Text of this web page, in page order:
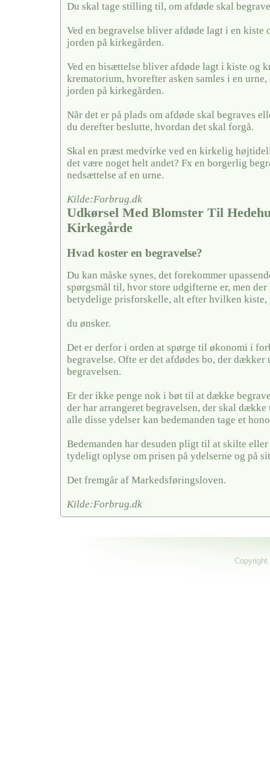
Du skal tage stilling til, om afdøde skal
Ved en begravelse bliver afdøde lagt i en kiste
jorden på kirkegården.
Ved en bisættelse bliver afdøde lagt i kiste og
krematorium, hvorefter asken samles i en
jorden på kirkegården.
Når det er på plads om afdøde skal begraves
du derefter beslutte, hvordan det skal forgå.
Skal en præst medvirke ved en kirkelig
det være noget helt andet? Fx en borgerlig
nedsættelse af en urne.
Kilde:Forbrug.dk
Udkørsel Med Blomster Til
Kirkegårde
Hvad koster en begravelse?
Du kan måske synes, det forekommer
spørgsmål til, hvor store udgifterne er, men
betydelige prisforskelle, alt efter hvilken kiste,
du ønsker.
Det er derfor i orden at spørge til økonomi i
begravelse. Ofte er det afdødes bo, der
begravelsen.
Er der ikke penge nok i bøt til at dække
der har arrangeret begravelsen, der skal
alle disse ydelser kan bedemanden tage et
Bedemanden har desuden pligt til at skilte eller
tydeligt oplyse om prisen på ydelserne og på
Det fremgår af Markedsføringsloven.
Kilde:Forbrug.dk